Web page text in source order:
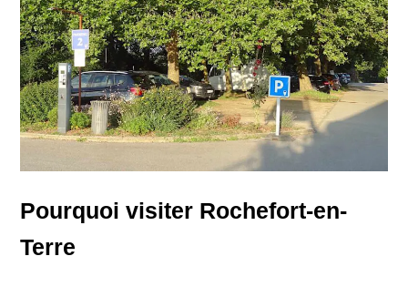
Pourquoi visiter Rochefort-en-
Terre